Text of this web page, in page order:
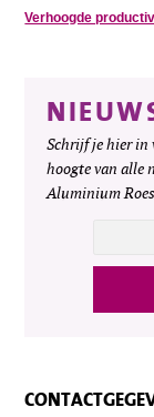
Verhoogde
Schrijf je hier in
hoogte van alle
Aluminium